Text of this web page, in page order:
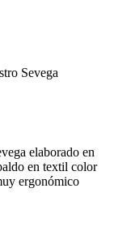
Sevega
elaborado en
en textil color
ergonómico